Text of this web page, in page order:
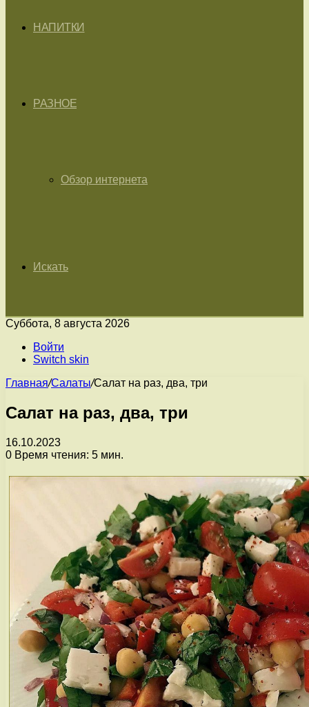
НАПИТКИ
РАЗНОЕ
Обзор интернета
Искать
Суббота, 8 августа 2026
Войти
Switch skin
Главная/Салаты/Салат на раз, два, три
Салат на раз, два, три
16.10.2023
0 Время чтения: 5 мин.